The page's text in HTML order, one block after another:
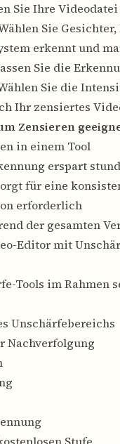
Sie Ihre
Sie
erkennt und
Sie die
Sie die
Ihr zensiertes
Zensieren
in einem Tool
erspart
für eine
erforderlich
der gesamten
Editor mit
Tools im Rahmen
Unschärfebereichs
Nachverfolgung